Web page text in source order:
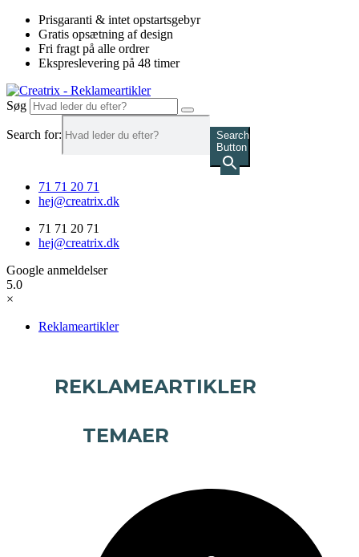
Videre
indhold
Prisgaranti & intet opstartsgebyr
Gratis opsætning af design
Fri fragt på alle ordrer
Ekspreslevering på 48 timer
Søg
Search for:
Search
Button
71 71 20 71
hej@creatrix.dk
71 71 20 71
hej@creatrix.dk
Google anmeldelser
5.0
×
Reklameartikler
REKLAMEARTIKLER
TEMAER